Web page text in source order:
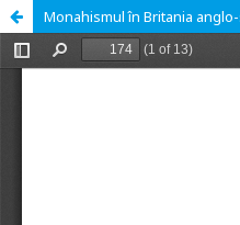
Monahismul în Britania